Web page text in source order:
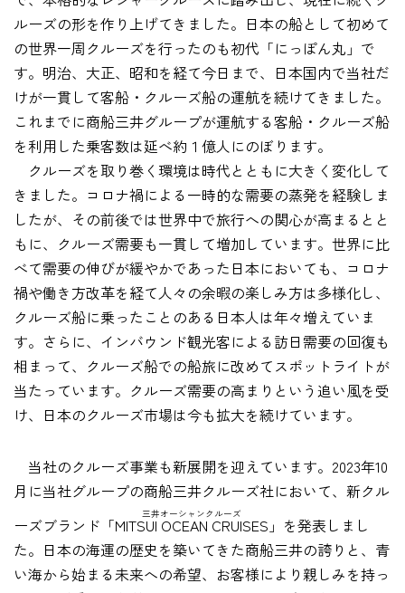
ルーズの形を作り上げてきました。日本の船として初めて
の世界一周クルーズを行ったのも初代「にっぽん丸」で
す。明治、大正、昭和を経て今日まで、日本国内で当社だ
けが一貫して客船・クルーズ船の運航を続けてきました。
これまでに商船三井グループが運航する客船・クルーズ船
を利用した乗客数は延べ約１億人にのぼります。
クルーズを取り巻く環境は時代とともに大きく変化して
きました。コロナ禍による一時的な需要の蒸発を経験しま
したが、その前後では世界中で旅行への関心が高まるとと
もに、クルーズ需要も一貫して増加しています。世界に比
べて需要の伸びが緩やかであった日本においても、コロナ
禍や働き方改革を経て人々の余暇の楽しみ方は多様化し、
クルーズ船に乗ったことのある日本人は年々増えていま
す。さらに、インバウンド観光客による訪日需要の回復も
相まって、クルーズ船での船旅に改めてスポットライトが
当たっています。クルーズ需要の高まりという追い風を受
け、日本のクルーズ市場は今も拡大を続けています。
当社のクルーズ事業も新展開を迎えています。2023年10
月に当社グループの商船三井クルーズ社において、新クル
ーズブランド
三井オーシャンクルーズ
「MITSUI OCEAN CRUISES」 を発表しまし
た。日本の海運の歴史を築いてきた商船三井の誇りと、青
い海から始まる未来への希望、お客様により親しみを持っ